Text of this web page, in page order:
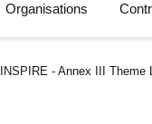
Organisations
INSPIRE - Annex III Theme